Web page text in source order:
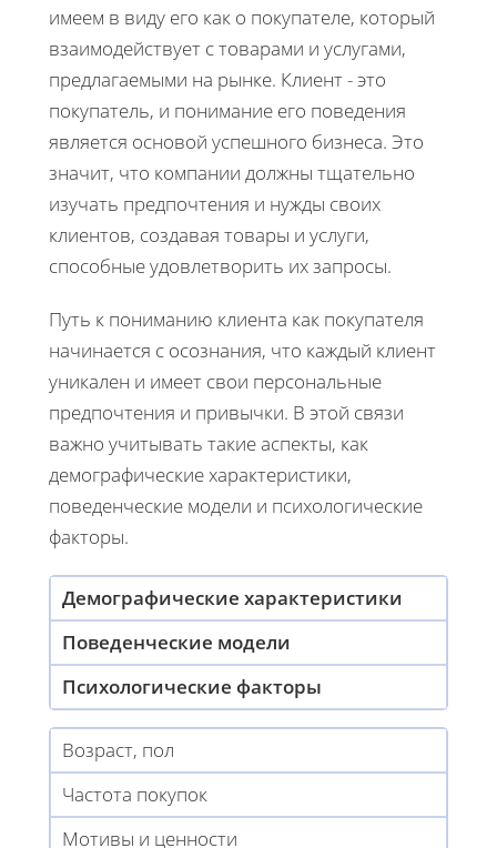
имеем в виду его как о покупателе, который
взаимодействует с товарами и услугами,
предлагаемыми на рынке. Клиент - это
покупатель, и понимание его поведения
является основой успешного бизнеса. Это
значит, что компании должны тщательно
изучать предпочтения и нужды своих
клиентов, создавая товары и услуги,
способные удовлетворить их запросы.
Путь к пониманию клиента как покупателя
начинается с осознания, что каждый клиент
уникален и имеет свои персональные
предпочтения и привычки. В этой связи
важно учитывать такие аспекты, как
демографические характеристики,
поведенческие модели и психологические
факторы.
Демографические характеристики
Поведенческие модели
Психологические факторы
Возраст, пол
Частота покупок
Мотивы и ценности